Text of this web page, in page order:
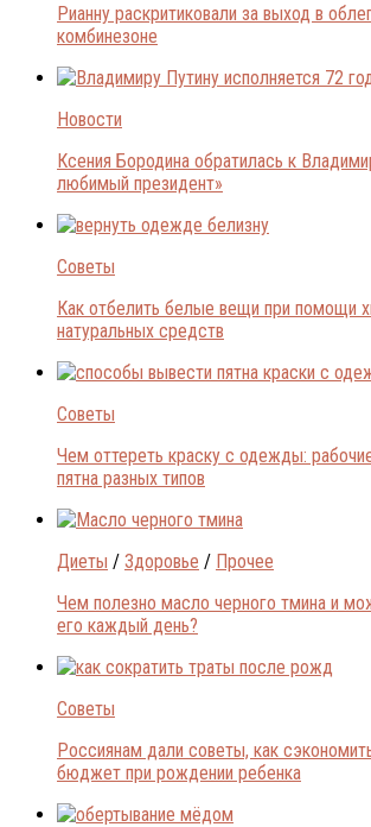
Рианну раскритиковали за выход в
комбинезоне
Новости
Ксения Бородина обратилась к
любимый президент»
Советы
Как отбелить белые вещи при помощи
натуральных средств
Советы
Чем оттереть краску с одежды:
пятна разных типов
Диеты / Здоровье / Прочее
Чем полезно масло черного тмина и
его каждый день?
Советы
Россиянам дали советы, как
бюджет при рождении ребенка